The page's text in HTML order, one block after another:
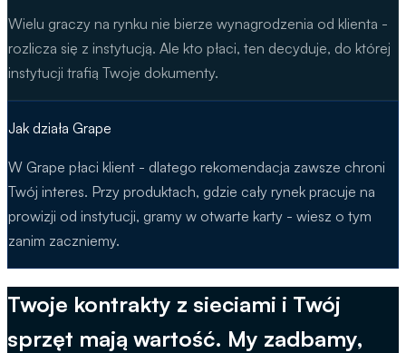
Wielu graczy na rynku nie bierze wynagrodzenia od klienta -
rozlicza się z instytucją. Ale kto płaci, ten decyduje, do której
instytucji trafią Twoje dokumenty.
Jak działa Grape
W Grape płaci klient - dlatego rekomendacja zawsze chroni
Twój interes. Przy produktach, gdzie cały rynek pracuje na
prowizji od instytucji, gramy w otwarte karty - wiesz o tym
zanim zaczniemy.
Twoje kontrakty z sieciami i Twój
sprzęt mają wartość. My zadbamy,